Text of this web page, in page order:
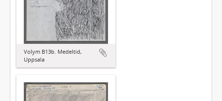
Volym B13b. Medeltid,
Uppsala